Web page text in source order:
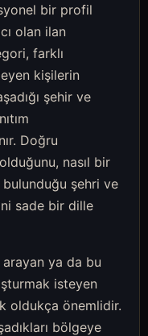
bir profil
olan ilan
farklı
kişilerin
şehir ve
Doğru
nasıl bir
şehri ve
sade bir dille
ya da bu
isteyen
oldukça önemlidir.
bölgeye